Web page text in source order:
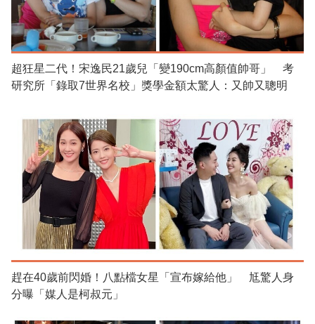
超狂星二代！宋逸民21歲兒「變190cm高顏值帥哥」 考
研究所「錄取7世界名校」獎學金額太驚人：又帥又聰明
趕在40歲前閃婚！八點檔女星「宣布嫁給他」 尪驚人身
分曝「媒人是柯叔元」